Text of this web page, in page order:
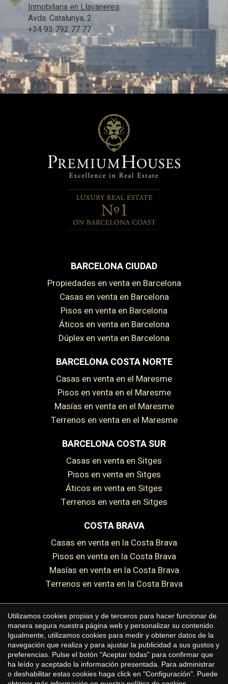
Inmobiliaria en Llavaneres
Avda. Catalunya, 2
+34 93 792 77 77
BARCELONA CIUDAD
Propiedades en venta en Barcelona
Casas en venta en Barcelona
Pisos en venta en Barcelona
Áticos en venta en Barcelona
Dúplex en venta en Barcelona
BARCELONA COSTA NORTE
Casas en venta en el Maresme
Pisos en venta en el Maresme
Masías en venta en el Maresme
Terrenos en venta en el Maresme
BARCELONA COSTA SUR
Casas en venta en Sitges
Pisos en venta en Sitges
Áticos en venta en Sitges
Terrenos en venta en Sitges
COSTA BRAVA
Casas en venta en la Costa Brava
Pisos en venta en la Costa Brava
Masías en venta en la Costa Brava
Terrenos en venta en la Costa Brava
Copyright © 2026 Premium Houses
Aviso legal
Política de privacidad
Utilizamos cookies propias y de terceros para hacer funcionar de
manera segura nuestra página web y personalizar su contenido.
Igualmente, utilizamos cookies para medir y obtener datos de la
navegación que realiza y para ajustar la publicidad a sus gustos y
preferencias. Pulse el botón "Aceptar todas" para confirmar que
ha leído y aceptado la información presentada. Para administrar
o deshabilitar estas cookies haga click en "Configuración". Puede